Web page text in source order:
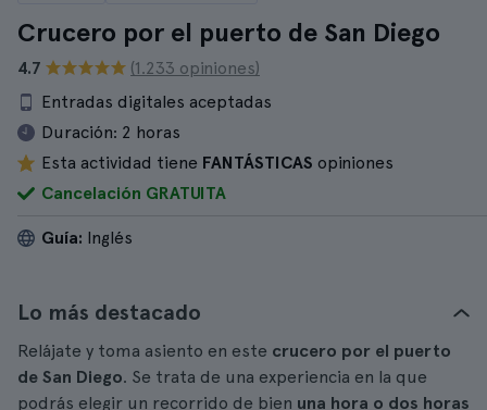
Crucero por el puerto de San Diego
4.7
(1.233 opiniones)
Entradas digitales aceptadas
Duración: 2 horas
Esta actividad tiene FANTÁSTICAS opiniones
Cancelación GRATUITA
Guía: Inglés
Lo más destacado
Relájate y toma asiento en este crucero por el puerto
de San Diego. Se trata de una experiencia en la que
podrás elegir un recorrido de bien una hora o dos horas